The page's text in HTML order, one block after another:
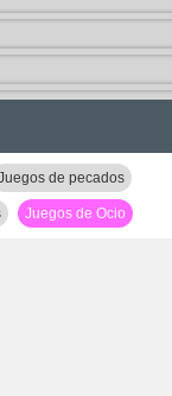
de pecados
Juegos de Ocio